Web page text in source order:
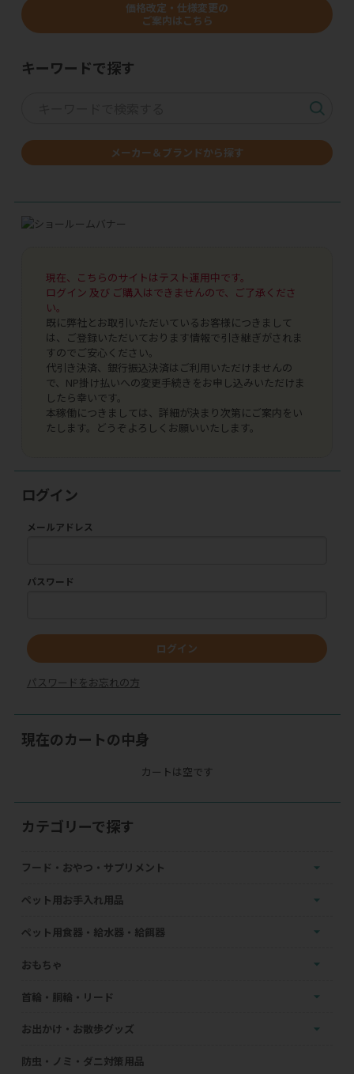
価格改定・仕様変更の
ご案内はこちら
キーワードで探す
メーカー＆ブランドから探す
現在、こちらのサイトはテスト運用中です。
ログイン 及び ご購入はできませんので、ご了承くださ
い。
既に弊社とお取引いただいているお客様につきまして
は、ご登録いただいております情報で引き継ぎがされま
すのでご安心ください。
代引き決済、銀行振込決済はご利用いただけませんの
で、NP掛け払いへの変更手続きをお申し込みいただけま
したら幸いです。
本稼働につきましては、詳細が決まり次第にご案内をい
たします。どうぞよろしくお願いいたします。
ログイン
メールアドレス
パスワード
ログイン
パスワードをお忘れの方
現在のカートの中身
カートは空です
カテゴリーで探す
フード・おやつ・サプリメント
ペット用お手入れ用品
ペット用食器・給水器・給餌器
おもちゃ
首輪・胴輪・リード
お出かけ・お散歩グッズ
防虫・ノミ・ダニ対策用品